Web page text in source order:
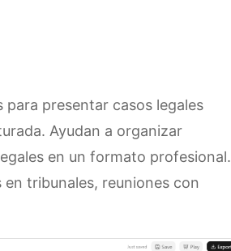
presentar casos legales
Ayudan a organizar
en un formato profesional.
tribunales, reuniones con